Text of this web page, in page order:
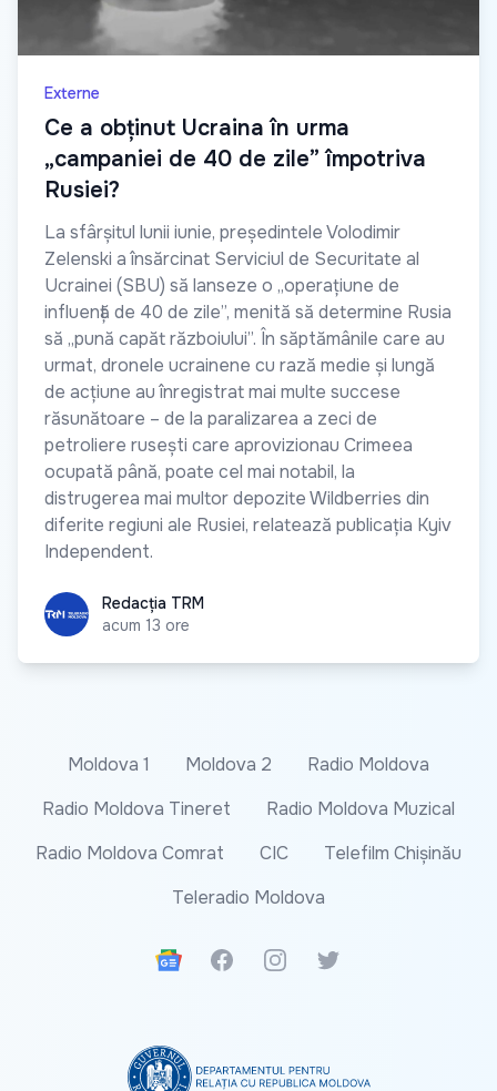
Externe
Ce a obținut Ucraina în urma
„campaniei de 40 de zile” împotriva
Rusiei?
La sfârșitul lunii iunie, președintele Volodimir
Zelenski a însărcinat Serviciul de Securitate al
Ucrainei (SBU) să lanseze o „operațiune de
influență de 40 de zile”, menită să determine Rusia
să „pună capăt războiului”. În săptămânile care au
urmat, dronele ucrainene cu rază medie și lungă
de acțiune au înregistrat mai multe succese
răsunătoare – de la paralizarea a zeci de
petroliere rusești care aprovizionau Crimeea
ocupată până, poate cel mai notabil, la
distrugerea mai multor depozite Wildberries din
diferite regiuni ale Rusiei, relatează publicația Kyiv
Independent.
Redacția TRM
Redacția TRM
acum 13 ore
Moldova 1 Moldova 2
Radio Moldova
Radio Moldova Tineret
Radio Moldova Muzical
Radio Moldova Comrat
CIC
Telefilm Chișinău
Teleradio Moldova
Google News
FacebookInstagramTwitter